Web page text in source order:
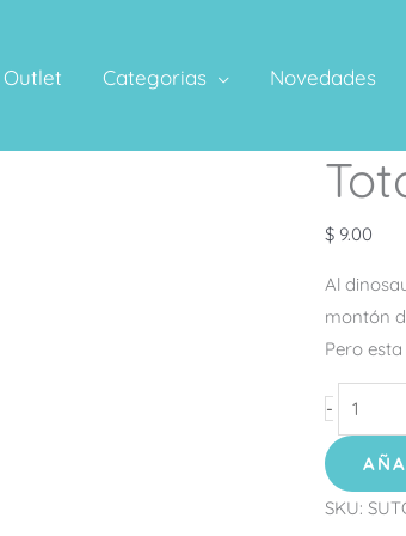
Outlet Categorias Novedades
$ 9.00
Al
montón
Pero
-
Totó
se
Disfraza
SKU: